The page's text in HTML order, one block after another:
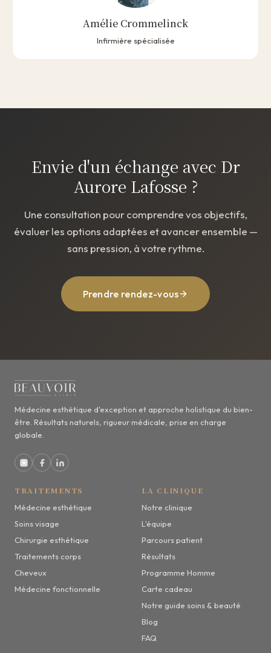
Amélie Crommelinck
Infirmière spécialisée
Envie d'un échange avec Dr
Aurore Lafosse ?
Une consultation pour comprendre vos objectifs,
évaluer les options adaptées et avancer ensemble —
sans pression, à votre rythme.
Prendre rendez-vous
Médecine esthétique d'exception et approche holistique du bien-
être. Résultats naturels, rigueur médicale, prise en charge
globale.
TRAITEMENTS
Médecine esthétique
Soins visage
Chirurgie esthétique
Traitements corps
Cheveux
Médecine fonctionnelle
LA CLINIQUE
Notre clinique
L'équipe
Parcours patient
Résultats
Programme Homme
Carte cadeau
Notre guide soins & beauté
Blog
FAQ